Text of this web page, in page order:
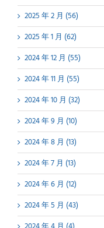
2025 年 2 月 (56)
2025 年 1 月 (62)
2024 年 12 月 (55)
2024 年 11 月 (55)
2024 年 10 月 (32)
2024 年 9 月 (10)
2024 年 8 月 (13)
2024 年 7 月 (13)
2024 年 6 月 (12)
2024 年 5 月 (43)